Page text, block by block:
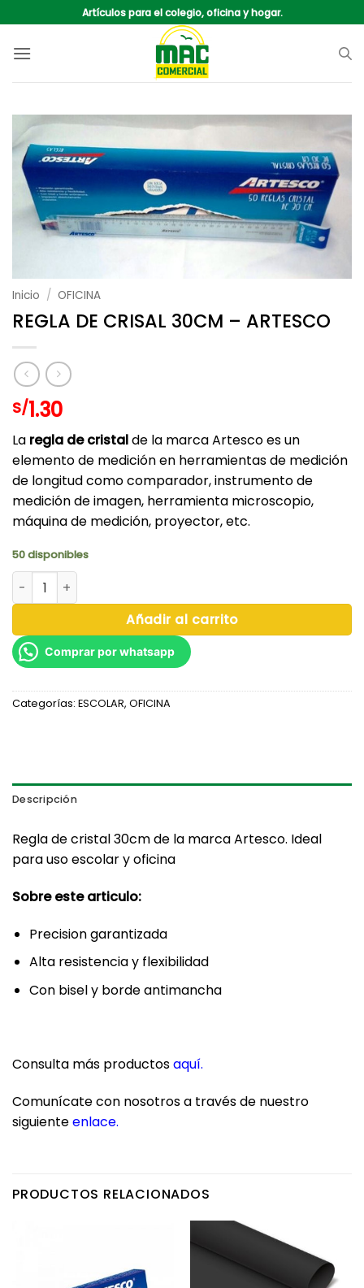
al
contenido
Artículos para el colegio, oficina y hogar.
Inicio / OFICINA
REGLA DE CRISAL 30CM – ARTESCO
S/1.30
La regla de cristalde la marca Artesco es un
elemento de medición en herramientas de medición
de longitud como comparador, instrumento de
medición de imagen, herramienta microscopio,
máquina de medición, proyector, etc.
50 disponibles
REGLA DE CRISAL 30CM - ARTESCO cantidad
Añadir al carrito
Comprar por whatsapp
Categorías: ESCOLAR, OFICINA
Descripción
Regla de cristal 30cm de la marca Artesco. Ideal
para uso escolar y oficina
Sobre este articulo:
Precision garantizada
Alta resistencia y flexibilidad
Con bisel y borde antimancha
Consulta más productosaquí.
Comunícate con nosotros a través de nuestro
siguienteenlace.
PRODUCTOS RELACIONADOS